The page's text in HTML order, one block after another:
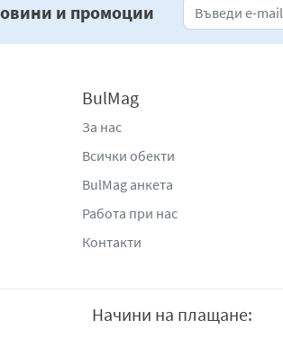
и промоции
BulMag
За нас
Всички обекти
BulMag анкета
Работа при нас
Контакти
Начини на плащане: